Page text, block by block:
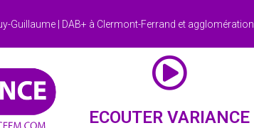
Guillaume | DAB+ à Clermont-Ferrand et agglomération
ECOUTER VARIANCE